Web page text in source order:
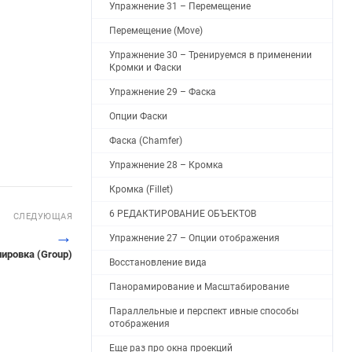
СЛЕДУЮЩАЯ
→
(Group)
Упражнение 31 – Перемещение
Перемещение (Move)
Упражнение 30 – Тренируемся в применении
Кромки и Фаски
Упражнение 29 – Фаска
Опции Фаски
Фаска (Chamfer)
Упражнение 28 – Кромка
Кромка (Fillet)
6 РЕДАКТИРОВАНИЕ ОБЪЕКТОВ
Упражнение 27 – Опции отображения
Восстановление вида
Панорамирование и Масштабирование
Параллельные и перспект ивные способы
отображения
Еще раз про окна проекций